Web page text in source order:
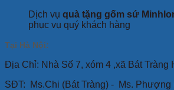
Dịch vụ quà tặng gốm sứ
phục vụ quý khách hàng
Tại Hà Nội:
Địa Chỉ: Nhà Số 7, xóm 4 ,xã Bát Tràng
SĐT:
Ms.Chi (Bát Tràng) - Ms. Phượng